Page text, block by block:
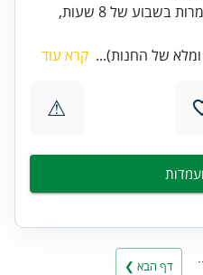
העבודה היא במשמרות (6 משמרות בשבוע של 8 שעות,
של החנות)... קרא עוד
⚠
דף הבא ❯